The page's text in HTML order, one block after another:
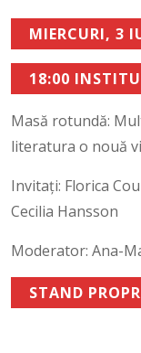
MIERCURI, 3
18:00
Masă rotundă:
literatura o nouă
Invitați: Florica
Cecilia Hansson
Moderator: Ana-
STAND